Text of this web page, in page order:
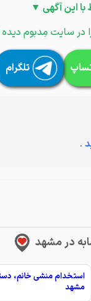
این آگهی ▼
در سایت مِدبوم دیده
تلگرام
.
در مشهد
استخدام منشی خانم،
مشهد